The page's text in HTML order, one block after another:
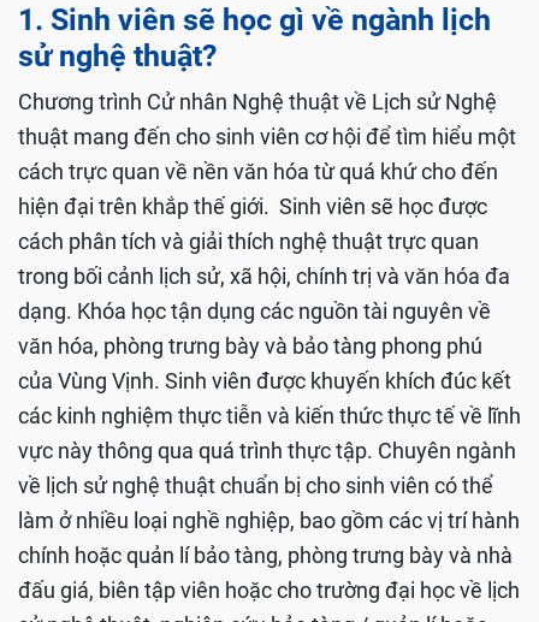
1. Sinh viên sẽ học gì về ngành lịch
sử nghệ thuật?
Chương trình Cử nhân Nghệ thuật về Lịch sử Nghệ
thuật mang đến cho sinh viên cơ hội để tìm hiểu một
cách trực quan về nền văn hóa từ quá khứ cho đến
hiện đại trên khắp thế giới. Sinh viên sẽ học được
cách phân tích và giải thích nghệ thuật trực quan
trong bối cảnh lịch sử, xã hội, chính trị và văn hóa đa
dạng. Khóa học tận dụng các nguồn tài nguyên về
văn hóa, phòng trưng bày và bảo tàng phong phú
của Vùng Vịnh. Sinh viên được khuyến khích đúc kết
các kinh nghiệm thực tiễn và kiến ​​thức thực tế về lĩnh
vực này thông qua quá trình thực tập. Chuyên ngành
về lịch sử nghệ thuật chuẩn bị cho sinh viên có thể
làm ở nhiều loại nghề nghiệp, bao gồm các vị trí hành
chính hoặc quản lí bảo tàng, phòng trưng bày và nhà
đấu giá, biên tập viên hoặc cho trường đại học về lịch